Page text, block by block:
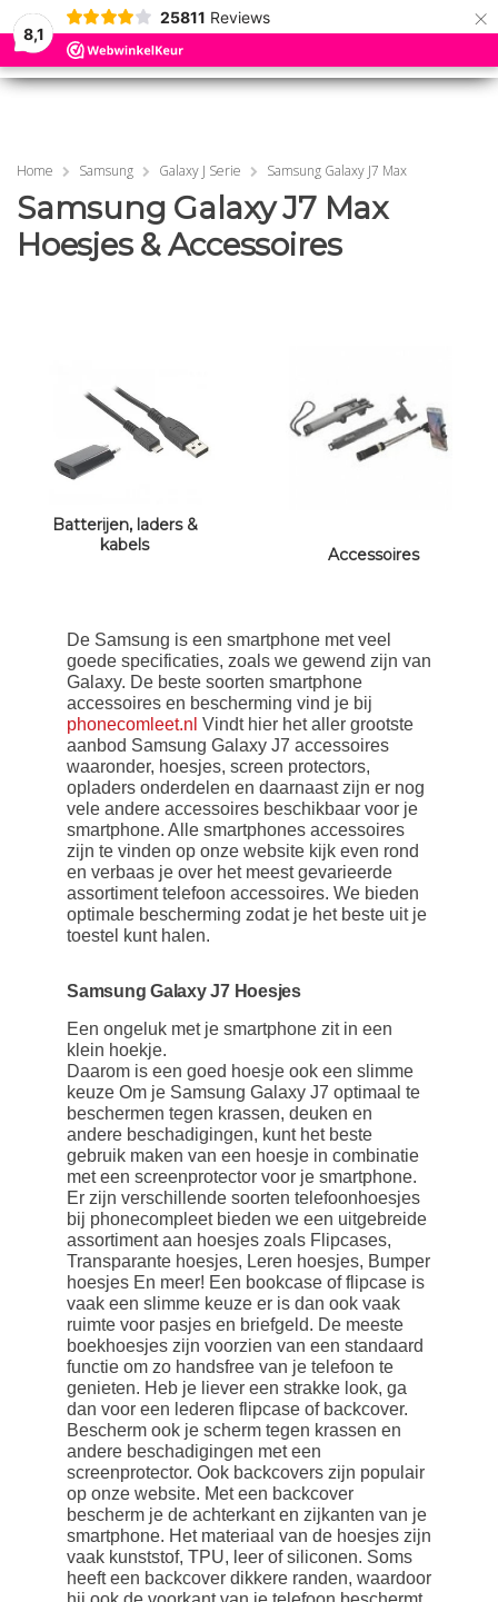
8,1
25811 Reviews ×
MENU
MENU
Home Samsung Galaxy J Serie Samsung Galaxy J7 Max
Samsung Galaxy J7 Max
Hoesjes & Accessoires
Batterijen, laders &
kabels
Accessoires
De Samsung is een smartphone met veel
goede specificaties, zoals we gewend zijn van
Galaxy. De beste soorten smartphone
accessoires en bescherming vind je bij
phonecomleet.nl Vindt hier het aller grootste
aanbod Samsung Galaxy J7 accessoires
waaronder, hoesjes, screen protectors,
opladers onderdelen en daarnaast zijn er nog
vele andere accessoires beschikbaar voor je
smartphone. Alle smartphones accessoires
zijn te vinden op onze website kijk even rond
en verbaas je over het meest gevarieerde
assortiment telefoon accessoires. We bieden
optimale bescherming zodat je het beste uit je
toestel kunt halen.
Samsung Galaxy J7 Hoesjes
Een ongeluk met je smartphone zit in een
klein hoekje.
Daarom is een goed hoesje ook een slimme
keuze Om je Samsung Galaxy J7 optimaal te
beschermen tegen krassen, deuken en
andere beschadigingen, kunt het beste
gebruik maken van een hoesje in combinatie
met een screenprotector voor je smartphone.
Er zijn verschillende soorten telefoonhoesjes
bij phonecompleet bieden we een uitgebreide
assortiment aan hoesjes zoals Flipcases,
Transparante hoesjes, Leren hoesjes, Bumper
hoesjes En meer! Een bookcase of flipcase is
vaak een slimme keuze er is dan ook vaak
ruimte voor pasjes en briefgeld. De meeste
boekhoesjes zijn voorzien van een standaard
functie om zo handsfree van je telefoon te
genieten. Heb je liever een strakke look, ga
dan voor een lederen flipcase of backcover.
Bescherm ook je scherm tegen krassen en
andere beschadigingen met een
screenprotector. Ook backcovers zijn populair
op onze website. Met een backcover
bescherm je de achterkant en zijkanten van je
smartphone. Het materiaal van de hoesjes zijn
vaak kunststof, TPU, leer of siliconen. Soms
heeft een backcover dikkere randen, waardoor